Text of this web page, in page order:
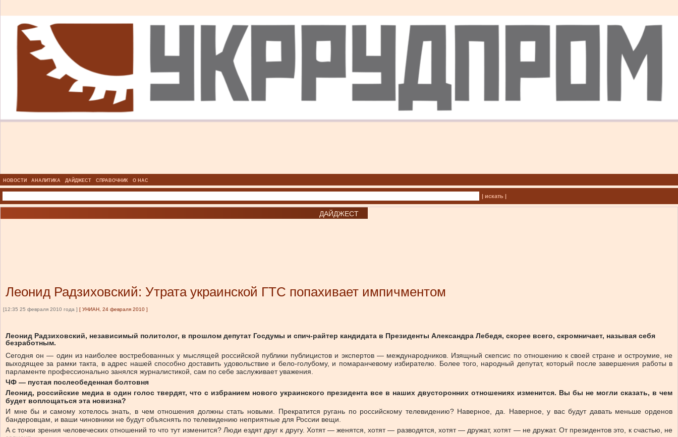
НОВОСТИ АНАЛИТИКА ДАЙДЖЕСТ СПРАВОЧНИК О НАС
| искать |
ДАЙДЖЕСТ
Леонид Радзиховский: Утрата украинской ГТС попахивает импичментом
[12:35 25 февраля 2010 года ] [ УНИАН, 24 февраля 2010 ]
Леонид Радзиховский, независимый политолог, в прошлом депутат Госдумы и спич-райтер кандидата в Президенты Александра Лебедя, скорее всего, скромничает, называя себя
безработным.
Сегодня он — один из наиболее востребованных у мыслящей российской публики публицистов и экспертов — международников. Изящный скепсис по отношению к своей стране и остроумие, не
выходящее за рамки такта, в адрес нашей способно доставить удовольствие и бело-голубому, и помаранчевому избирателю. Более того, народный депутат, который после завершения работы в
парламенте профессионально занялся журналистикой, сам по себе заслуживает уважения.
ЧФ — пустая послеобеденная болтовня
Леонид, российские медиа в один голос твердят, что с избранием нового украинского президента все в наших двусторонних отношениях изменится. Вы бы не могли сказать, в чем
будет воплощаться эта новизна?
И мне бы и самому хотелось знать, в чем отношения должны стать новыми. Прекратится ругань по российскому телевидению? Наверное, да. Наверное, у вас будут давать меньше орденов
бандеровцам, и ваши чиновники не будут объяснять по телевидению неприятные для России вещи.
А с точки зрения человеческих отношений то что тут изменится? Люди ездят друг к другу. Хотят — женятся, хотят — разводятся, хотят — дружат, хотят — не дружат. От президентов это, к счастью, не